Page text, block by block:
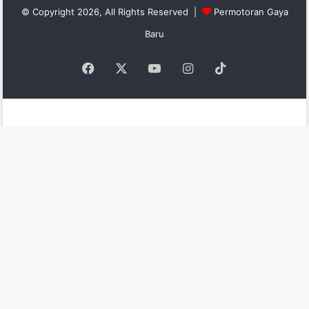
© Copyright 2026, All Rights Reserved |
Permotoran Gaya
Baru
Facebook YouTubeInstagram